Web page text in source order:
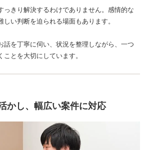
っきり解決するわけでありません。感情的な
い判断を迫られる場面もあります。
話を丁寧に伺い、状況を整理しながら、一つ
とを大切にしています。
かし、幅広い案件に対応